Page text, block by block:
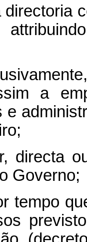
a
e
directa
Governo;
tempo